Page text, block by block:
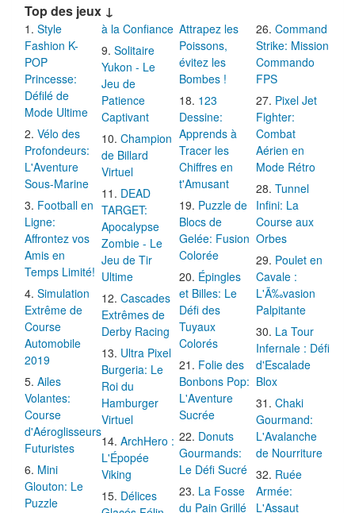
Top des jeux ↓
Style
Fashion K-
POP
Princesse:
Défilé de
Mode Ultime
Vélo des
Profondeurs:
L'Aventure
Sous-Marine
Football en
Ligne:
Affrontez vos
Amis en
Temps Limité!
Simulation
Extrême de
Course
Automobile
2019
Ailes
Volantes:
Course
d'Aéroglisseurs
Futuristes
Mini
Glouton: Le
Puzzle
à la Confiance
Solitaire
Yukon - Le
Jeu de
Patience
Captivant
Champion
de Billard
Virtuel
DEAD
TARGET:
Apocalypse
Zombie - Le
Jeu de Tir
Ultime
Cascades
Extrêmes de
Derby Racing
Ultra Pixel
Burgeria: Le
Roi du
Hamburger
Virtuel
ArchHero :
L'Épopée
Viking
Délices
Attrapez les
Poissons,
évitez les
Bombes !
123
Dessine:
Apprends à
Tracer les
Chiffres en
t'Amusant
Puzzle de
Blocs de
Gelée: Fusion
Colorée
Épingles
et Billes: Le
Défi des
Tuyaux
Colorés
Folie des
Bonbons Pop:
L'Aventure
Sucrée
Donuts
Gourmands:
Le Défi Sucré
La Fosse
du Pain Grillé
Command
Strike: Mission
Commando
FPS
Pixel Jet
Fighter:
Combat
Aérien en
Mode Rétro
Tunnel
Infini: La
Course aux
Orbes
Poulet en
Cavale :
L'Ã‰vasion
Palpitante
La Tour
Infernale : Défi
d'Escalade
Blox
Chaki
Gourmand:
L'Avalanche
de Nourriture
Ruée
Armée:
L'Assaut